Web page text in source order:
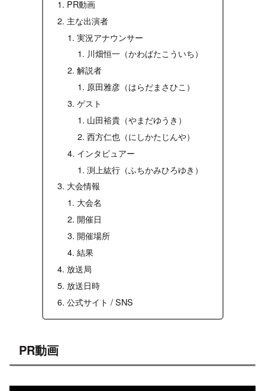
PR動画
主な出演者
実況アナウンサー
川畑恒一（かわばたこういち）
解説者
原田雅彦（はらだまさひこ）
ゲスト
山田裕貴（やまだゆうき）
西方仁也（にしかたじんや）
インタビュアー
渕上紘行（ふちかみひろゆき）
大会情報
大会名
開催日
開催場所
結果
放送局
放送日時
公式サイト / SNS
PR動画